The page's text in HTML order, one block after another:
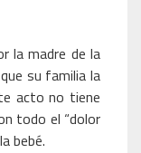
la madre de la
su familia la
acto no tiene
todo el “dolor
bebé.